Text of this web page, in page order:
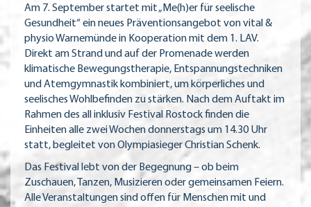
Am 7. September startet mit „Me(h)er für seelische
Gesundheit“ ein neues Präventionsangebot von vital &
physio Warnemünde in Kooperation mit dem 1. LAV.
Direkt am Strand und auf der Promenade werden
klimatische Bewegungstherapie, Entspannungstechniken
und Atemgymnastik kombiniert, um körperliches und
seelisches Wohlbefinden zu stärken. Nach dem Auftakt im
Rahmen des all inklusiv Festival Rostock finden die
Einheiten alle zwei Wochen donnerstags um 14.30 Uhr
statt, begleitet von Olympiasieger Christian Schenk.
Das Festival lebt von der Begegnung – ob beim
Zuschauen, Tanzen, Musizieren oder gemeinsamen Feiern.
Alle Veranstaltungen sind offen für Menschen mit und